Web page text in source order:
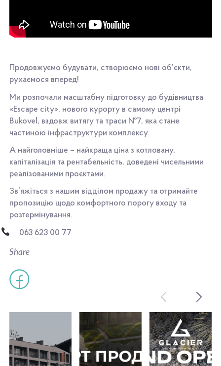
Продовжуємо будувати, створюємо нові обʼєкти,
рухаємося вперед!
Ми розпочали масштабну підготовку до будівництва
«Escape city», нового курорту в самому центрі
Bukovel, вздовж витягу та траси №7, яка стане
частиною інфраструктури комплексу.
А найголовніше – найкраща ціна з котловану,
капіталізація та рентабельність, доведені чисельними
реалізованими проєктами.
Звʼяжіться з нашим відділом продажу та отримайте
пропозицію щодо комфортного порогу входу та
розтермінування.
063 623 00 77
Share